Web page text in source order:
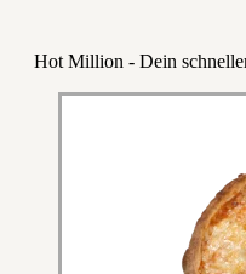
Hot Million - Dein